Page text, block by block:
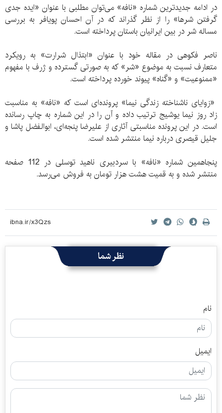
در ادامه جدیدترین شماره «نافه» می‌توان مطلبی با عنوان «ایده جدی
گرفتن شرها» را از نظر گذراند که در آن احسان پویافر به بررسی
مساله شر در بین ایرانیان باستان پرداخته است.
ناصر فکوهی در مقاله خود با عنوان «ابتذال شرارت» به رویکرد
متعارف نسبت به موضوع «شر» که به صورتی گسترده و ژرف با مفهوم
«ممنوعیت» و «گناه» پیوند خورده پرداخته است.
«زوایای ناشناخته زندگی نیما» پرونده‌ای است که «نافه» به مناسبت
زاد روز نیما یوشیج ترتیب داده و آن را در این شماره به چاپ رسانده
است. در این پرونده مناسبتی آثاری از علیرضا پنجه‌ای، ابوالفضل پاشا و
جلیل قیصری درباره نیما منتشر شده است.
پنجاهمین شماره «نافه» با سردبیری ناهید توسلی در 112 صفحه
منتشر شده و به قمیت هشت هزار تومان به فروش می‌رسد.
نظر شما
نام
ایمیل